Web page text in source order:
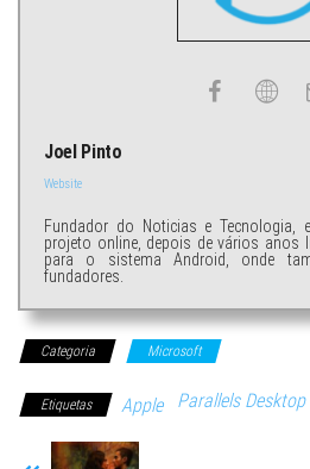
Joel Pinto
Website
Fundador do Noticias e
projeto online, depois de vários anos
para o sistema Android, onde
fundadores.
Categoria Microsoft
Etiquetas Apple Parallels Desktop